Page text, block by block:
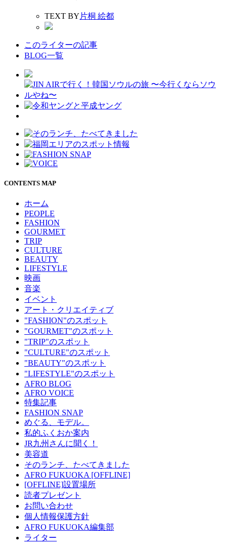
TEXT BY 片桐 絵都
このライターの記事
BLOG一覧
CONTENTS MAP
ホーム
PEOPLE
FASHION
GOURMET
TRIP
CULTURE
BEAUTY
LIFESTYLE
映画
音楽
イベント
アート・クリエイティブ
"FASHION"のスポット
"GOURMET"のスポット
"TRIP"のスポット
"CULTURE"のスポット
"BEAUTY"のスポット
"LIFESTYLE"のスポット
AFRO BLOG
AFRO VOICE
特集記事
FASHION SNAP
めぐる、モデル。
私的ふくおか案内
JR九州さんに聞く！
美容道
そのランチ、たべてきました
AFRO FUKUOKA [OFFLINE]
[OFFLINE]設置場所
読者プレゼント
お問い合わせ
個人情報保護方針
AFRO FUKUOKA編集部
ライター